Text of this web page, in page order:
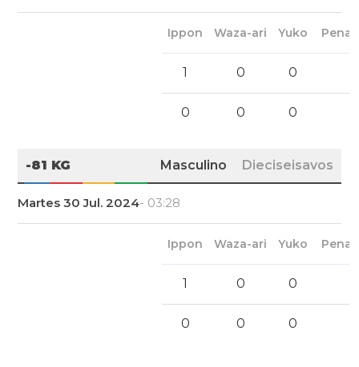
Ippon Waza-ari Yuko
1 0 0
0 0 0
-81 KG Masculino Dieciseisavos
Martes 30 Jul. 2024- 03:28
Ippon Waza-ari Yuko
1 0 0
0 0 0